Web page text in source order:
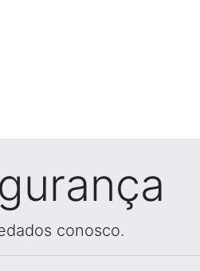
conosco.